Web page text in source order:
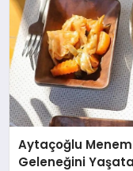
Aytaçoğlu
Geleneğini